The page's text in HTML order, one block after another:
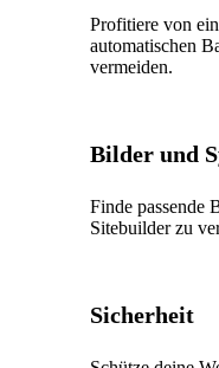
Profitiere von
automatischen
vermeiden.
Bilder und
Finde passende
Sitebuilder zu
Sicherheit